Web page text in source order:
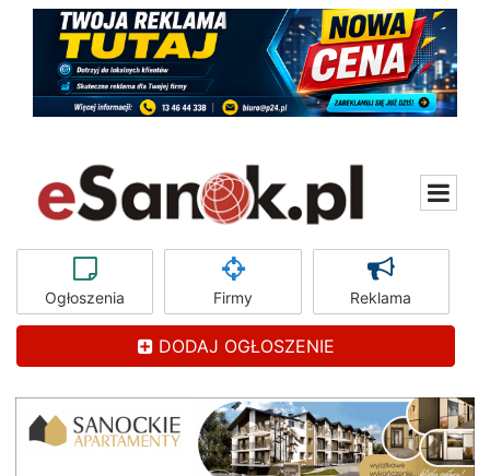
Ogłoszenia Firmy Reklama
DODAJ OGŁOSZENIE